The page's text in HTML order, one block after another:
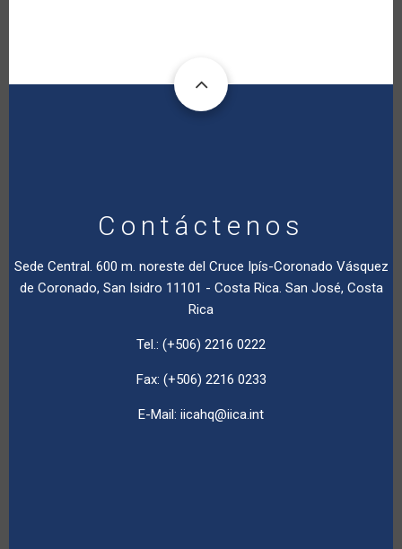
Contáctenos
Sede Central. 600 m. noreste del Cruce Ipís-Coronado Vásquez
de Coronado, San Isidro 11101 - Costa Rica. San José, Costa
Rica
Tel.: (+506) 2216 0222
Fax: (+506) 2216 0233
E-Mail: iicahq@iica.int